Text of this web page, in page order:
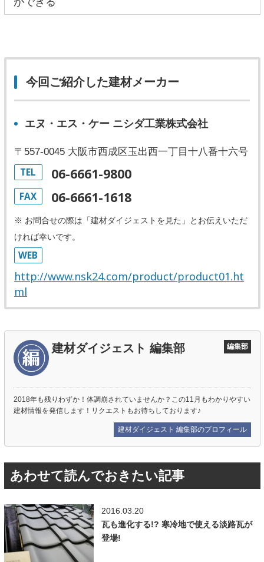
今回ご紹介した建材メーカー
エヌ・エス・ケー ニシダ工業株式会社
〒557-0045 大阪市西成区玉出西一丁目十八番十六号
TEL 06-6661-9800
FAX 06-6661-1618
※ お問合せの際は「建材ダイジェストを見た」とお伝えいただ
ければ幸いです。
WEB
http://www.nsk24.com/product/product01.ht
ml
建材ダイジェスト 編集部 編集部
2018年も残りわずか！体調崩されていませんか？この11月もわかりやすい
建材情報を発信します！リクエストもお待ちしております♪
建材ダイジェスト 編集部のプロフィール
あわせて読んでおきたい記事
2016.03.20
瓦も進化する!? 寒冷地で使える淡路瓦が
登場!